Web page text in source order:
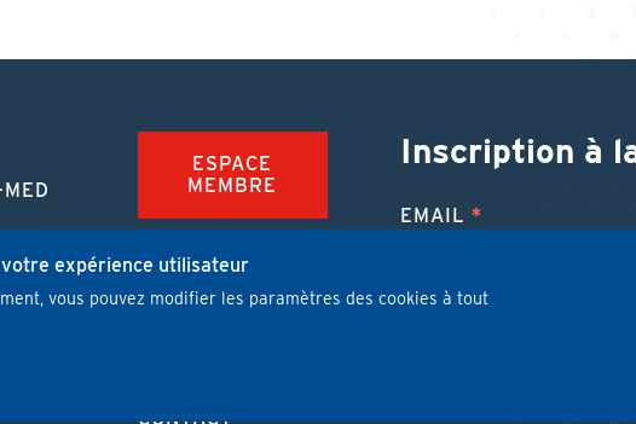
ESPACE
MEMBRE
FAQ
JOBS
CONTACT
Inscription à
EMAIL
J'ai lu et j'accepte les
expérience utilisateur
vous pouvez modifier les paramètres des cookies à tout